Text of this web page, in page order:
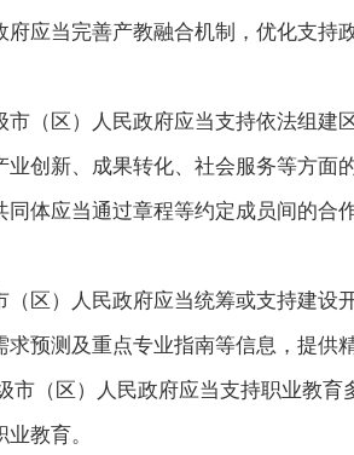
应当完善产教融合机制，优化支
（区）人民政府应当支持依法组
创新、成果转化、社会服务等方面的
体应当通过章程等约定成员间的
区）人民政府应当统筹或支持建
预测及重点专业指南等信息，提供
市（区）人民政府应当支持职业教
教育。